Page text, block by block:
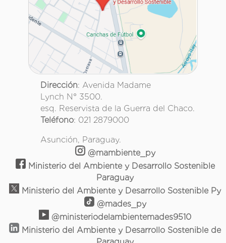
Dirección: Avenida Madame
Lynch N° 3500.
esq. Reservista de la Guerra del Chaco.
Teléfono: 021 2879000
Asunción, Paraguay.
@mambiente_py
Ministerio del Ambiente y Desarrollo Sostenible
Paraguay
Ministerio del Ambiente y Desarrollo Sostenible Py
@mades_py
@ministeriodelambientemades9510
Ministerio del Ambiente y Desarrollo Sostenible de